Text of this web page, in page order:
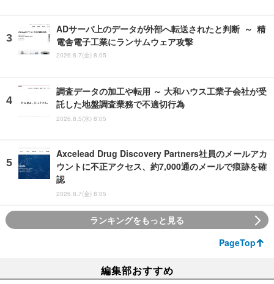
ADサーバ上のデータが外部へ転送されたと判断 ～ 精
電舎電子工業にランサムウェア攻撃
2026.8.7(金) 8:05
調査データの加工や転用 ～ 大和ハウス工業子会社が受
託した地盤調査業務で不適切行為
2026.8.5(水) 8:05
Axcelead Drug Discovery Partners社員のメールアカ
ウントに不正アクセス、約7,000通のメールで痕跡を確
認
2026.8.7(金) 8:05
ランキングをもっと見る
PageTop
編集部おすすめ